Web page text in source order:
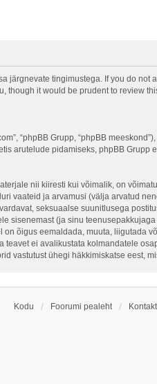
järgnevate tingimustega. If you do
though it would be prudent to review
“phpBB Grupp, “phpBB
arutelude pidamiseks, phpBB
nii kiiresti kui võimalik, on
vaateid ja arvamusi (välja arvatud
seksuaalse suunitlusega
(ja sinu
õigus eemaldada, muuta, liigutada
ei avalikustata kolmandatele
vastutust ühegi häkkimiskatse eest,
Kodu Foorumi pealeht Kontakt